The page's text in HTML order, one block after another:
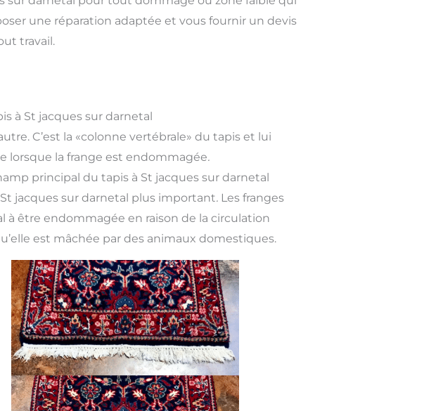
une réparation adaptée et vous fournir un devis
travail.
à St jacques sur darnetal
C’est la «colonne vertébrale» du tapis et lui
lorsque la frange est endommagée.
principal du tapis à St jacques sur darnetal
jacques sur darnetal plus important.Les franges
être endommagée en raison de la circulation
est mâchée par des animaux domestiques.